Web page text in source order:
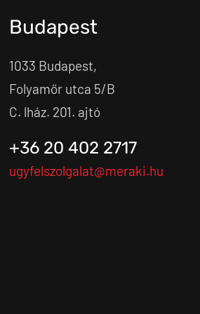
Budapest
1033 Budapest,
Folyamőr utca 5/B
C. lház. 201. ajtó
+36 20 402 2717
ugyfelszolgalat@meraki.hu